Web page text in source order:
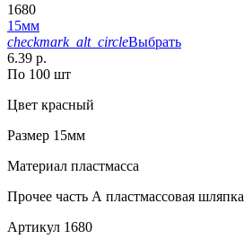
1680
15мм
checkmark_alt_circleВыбрать
6.39 р.
По 100 шт
Цвет красный
Размер 15мм
Материал пластмасса
Прочее часть А пластмассовая шляпка
Артикул 1680